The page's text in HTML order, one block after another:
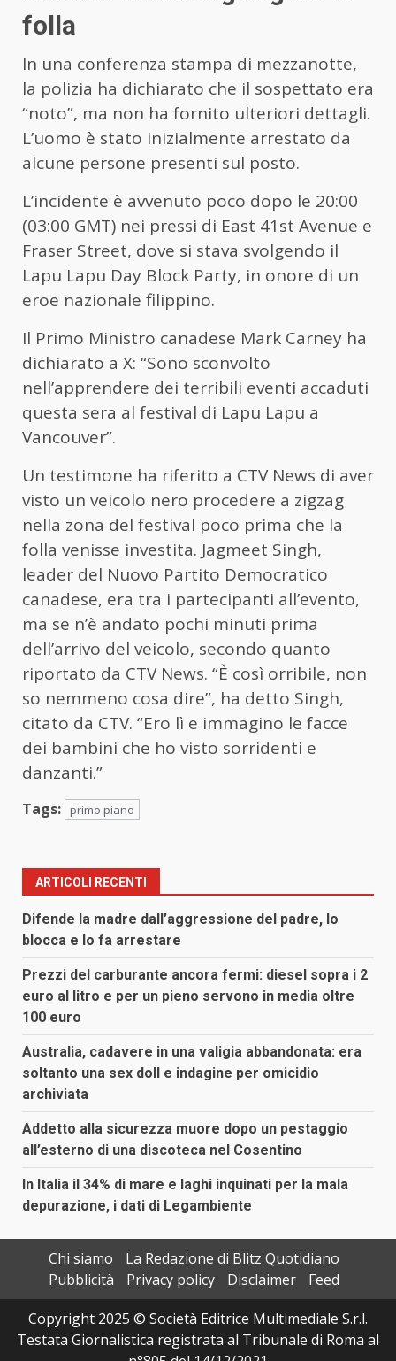
folla
In una conferenza stampa di mezzanotte,
la polizia ha dichiarato che il sospettato era
“noto”, ma non ha fornito ulteriori dettagli.
L’uomo è stato inizialmente arrestato da
alcune persone presenti sul posto.
L’incidente è avvenuto poco dopo le 20:00
(03:00 GMT) nei pressi di East 41st Avenue e
Fraser Street, dove si stava svolgendo il
Lapu Lapu Day Block Party, in onore di un
eroe nazionale filippino.
Il Primo Ministro canadese Mark Carney ha
dichiarato a X: “Sono sconvolto
nell’apprendere dei terribili eventi accaduti
questa sera al festival di Lapu Lapu a
Vancouver”.
Un testimone ha riferito a CTV News di aver
visto un veicolo nero procedere a zigzag
nella zona del festival poco prima che la
folla venisse investita. Jagmeet Singh,
leader del Nuovo Partito Democratico
canadese, era tra i partecipanti all’evento,
ma se n’è andato pochi minuti prima
dell’arrivo del veicolo, secondo quanto
riportato da CTV News. “È così orribile, non
so nemmeno cosa dire”, ha detto Singh,
citato da CTV. “Ero lì e immagino le facce
dei bambini che ho visto sorridenti e
danzanti.”
Tags: primo piano
ARTICOLI RECENTI
Difende la madre dall’aggressione del padre, lo
blocca e lo fa arrestare
Prezzi del carburante ancora fermi: diesel sopra i 2
euro al litro e per un pieno servono in media oltre
100 euro
Australia, cadavere in una valigia abbandonata: era
soltanto una sex doll e indagine per omicidio
archiviata
Addetto alla sicurezza muore dopo un pestaggio
all’esterno di una discoteca nel Cosentino
In Italia il 34% di mare e laghi inquinati per la mala
depurazione, i dati di Legambiente
Chi siamo
La Redazione di Blitz Quotidiano
Pubblicità
Privacy policy Disclaimer
Feed
Copyright 2025 © Società Editrice Multimediale S.r.l.
Testata Giornalistica registrata al Tribunale di Roma al